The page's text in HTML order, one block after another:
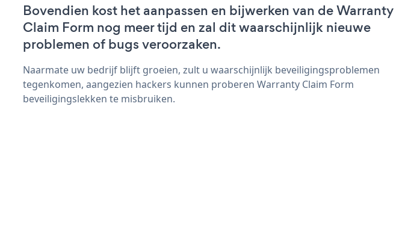
Bovendien kost het aanpassen en bijwerken van de Warranty
Claim Form nog meer tijd en zal dit waarschijnlijk nieuwe
problemen of bugs veroorzaken.
Naarmate uw bedrijf blijft groeien, zult u waarschijnlijk beveiligingsproblemen
tegenkomen, aangezien hackers kunnen proberen Warranty Claim Form
beveiligingslekken te misbruiken.